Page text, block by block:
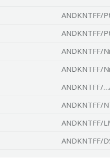
ANDKNTFF/
ANDKNTFF/
ANDKNTFF/
ANDKNTFF/
ANDKNTFF/
ANDKNTFF/
ANDKNTFF/
ANDKNTFF/